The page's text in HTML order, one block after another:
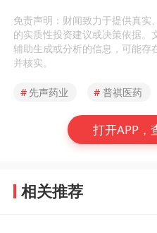
免责声明：财闻致力于提供真
的实质性投资建议或决策依据。
辅助生成或分析的信息，可能存
并核实。
# 先声药业 # 普祺医药
打开APP，
相关推荐